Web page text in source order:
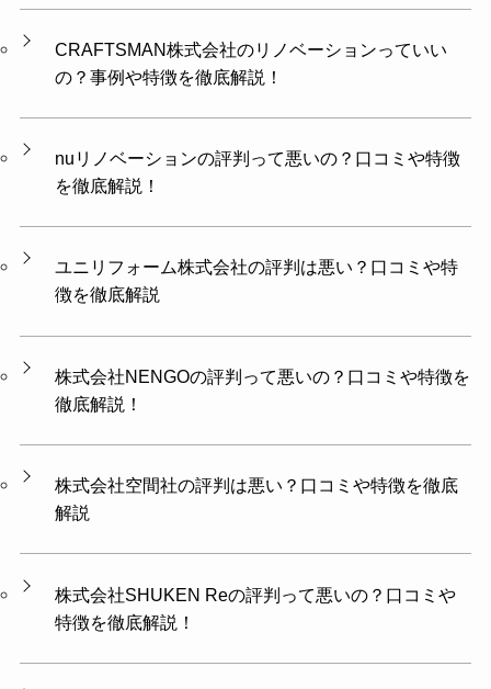
CRAFTSMAN株式会社のリノベーションっていい
の？事例や特徴を徹底解説！
nuリノベーションの評判って悪いの？口コミや特徴
を徹底解説！
ユニリフォーム株式会社の評判は悪い？口コミや特
徴を徹底解説
株式会社NENGOの評判って悪いの？口コミや特徴を
徹底解説！
株式会社空間社の評判は悪い？口コミや特徴を徹底
解説
株式会社SHUKEN Reの評判って悪いの？口コミや
特徴を徹底解説！